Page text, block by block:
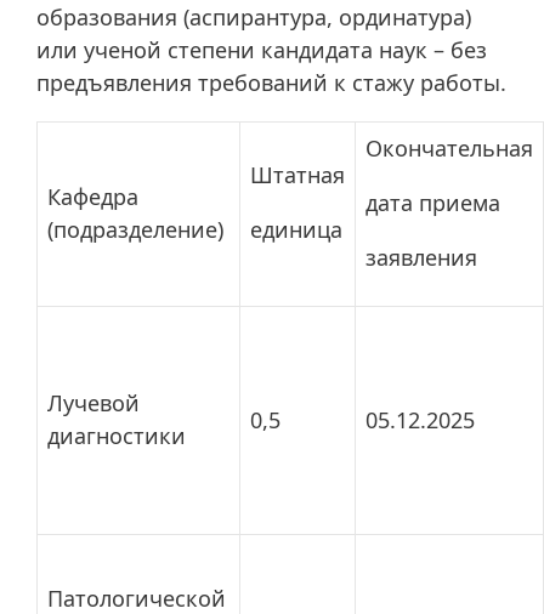
образования (аспирантура, ординатура)
или ученой степени кандидата наук – без
предъявления требований к стажу работы.
Кафедра
(подразделение)
Штатная
единица
Окончательная
дата приема
заявления
Лучевой
диагностики
0,5 05.12.2025
Патологической